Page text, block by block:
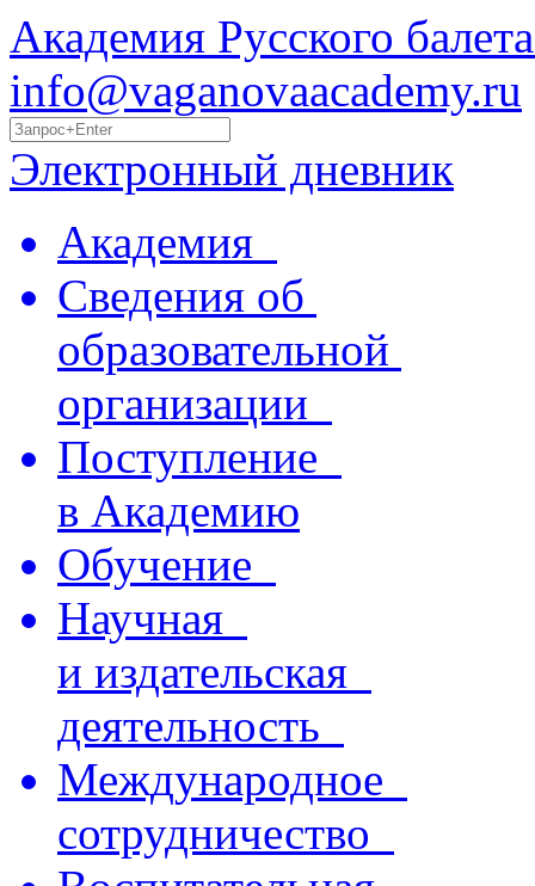
Академия Русского
info@vaganovaacademy.ru
Электронный дневник
Академия
Сведения об
образовательной
организации
Поступление
в Академию
Обучение
Научная
и издательская
деятельность
Международное
сотрудничество